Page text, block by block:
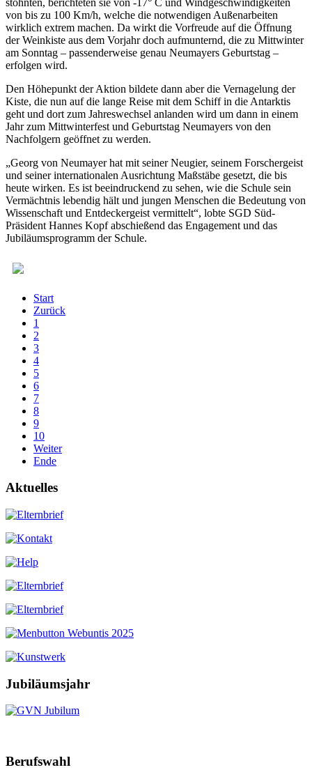
von bis zu 100 Km/h, welche die notwendigen Außenarbeiten
wirklich extrem machen. Da wirkt die Vorfreude auf die Öffnung
der Weinkiste aus dem Vorjahr doch aufmunternd, die zu Mittwinter
am Sonntag – passenderweise genau Neumayers Geburtstag –
erfolgen wird.
Den Höhepunkt der Aktion bildete dann aber die Vernagelung der
Kiste, die nun auf die lange Reise mit dem Schiff in die Antarktis
geht und dort zum Jahreswechsel anlanden wird um dann in einem
Jahr zum Mittwinterfest und Geburtstag Neumayers von den
Nachfolgern geöffnet zu werden.
„Georg von Neumayer hat mit seiner Neugier, seinem Forschergeist
und seiner internationalen Ausrichtung Maßstäbe gesetzt, die bis
heute wirken. Es ist beeindruckend zu sehen, wie die Schule sein
Vermächtnis lebendig hält und jungen Menschen die Bedeutung von
Wissenschaft und Entdeckergeist vermittelt“, lobte SGD Süd-
Präsident Hannes Kopf abschießend das Engagement und das
Jubiläumsprogramm der Schule.
Start
Zurück
1
2
3
4
5
6
7
8
9
10
Weiter
Ende
Aktuelles
Jubiläumsjahr
Berufswahl